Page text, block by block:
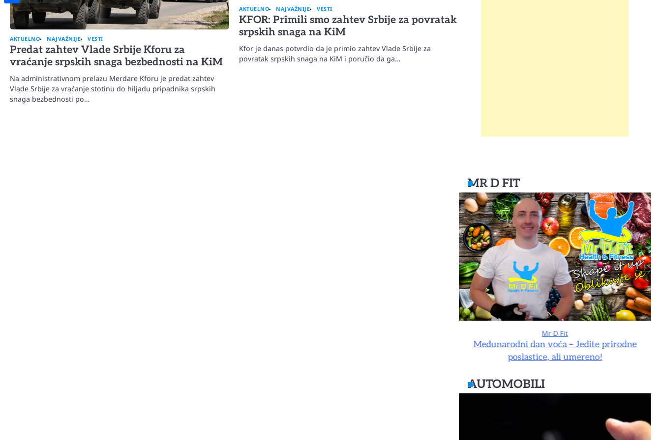
AKTUELNO NAJVAŽNIJE VESTI
Predat zahtev Vlade Srbije Kforu za
vraćanje srpskih snaga bezbednosti na KiM
Na administrativnom prelazu Merdare Kforu je predat zahtev
Vlade Srbije za vraćanje stotinu do hiljadu pripadnika srpskih
snaga bezbednosti po…
AKTUELNO NAJVAŽNIJE VESTI
KFOR: Primili smo zahtev Srbije za povratak
srpskih snaga na KiM
Kfor je danas potvrdio da je primio zahtev Vlade Srbije za
povratak srpskih snaga na KiM i poručio da ga…
MR D FIT
Mr D Fit
Međunarodni dan voća – Jedite prirodne
poslastice, ali umereno!
AUTOMOBILI
Share